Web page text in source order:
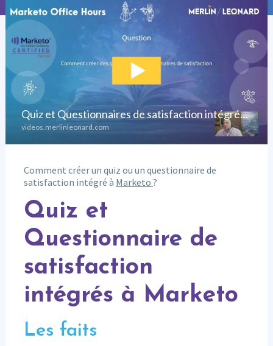
English
Comment créer un quiz ou un questionnaire de
satisfaction intégré à Marketo ?
Quiz et
Questionnaire de
satisfaction
intégrés à Marketo
Les faits